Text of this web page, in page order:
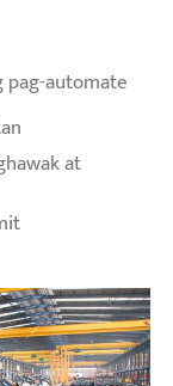
pag-automate
at